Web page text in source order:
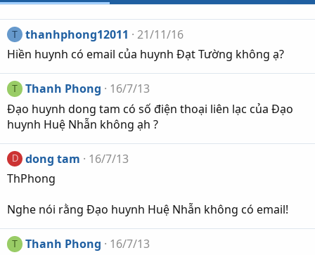
T thanhphong12011
21/11/16
Hiền huynh có email của huynh Đạt Tường không ạ?
T Thanh Phong
16/7/13
Đạo huynh dong tam có số điện thoại liên lạc của Đạo
huynh Huệ Nhẫn không ạh ?
D dong tam
16/7/13
ThPhong
Nghe nói rằng Đạo huynh Huệ Nhẫn không có email!
T Thanh Phong
16/7/13